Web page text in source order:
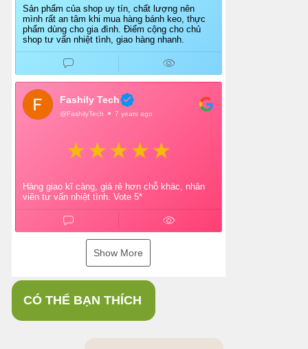
Sản phẩm của shop uy tín, chất lượng nên
mình rất an tâm khi mua hàng bánh keo, thực
phẩm dùng cho gia đình. Điểm cộng cho chủ
shop tư vấn nhiệt tình, giao hàng nhanh.
Fashily Tech
@FashilyTech 7 years ago
Hàng giao kĩ càng, giá rẻ hơn chỗ khác, nhân
viên tư vấn nhiệt tình. Vote 5*
Show More
CÓ THỂ BẠN THÍCH